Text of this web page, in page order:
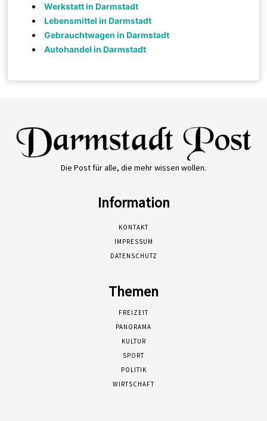
Werkstatt in Darmstadt
Lebensmittel in Darmstadt
Gebrauchtwagen in Darmstadt
Autohandel in Darmstadt
Die Post für alle, die mehr wissen wollen.
Information
KONTAKT
IMPRESSUM
DATENSCHUTZ
Themen
FREIZEIT
PANORAMA
KULTUR
SPORT
POLITIK
WIRTSCHAFT